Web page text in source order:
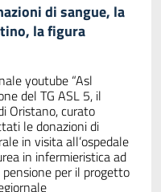
di sangue, la
la figura
youtube “Asl
del TG ASL 5, il
Oristano, curato
le donazioni di
in visita all’ospedale
in infermieristica ad
pensione per il progetto